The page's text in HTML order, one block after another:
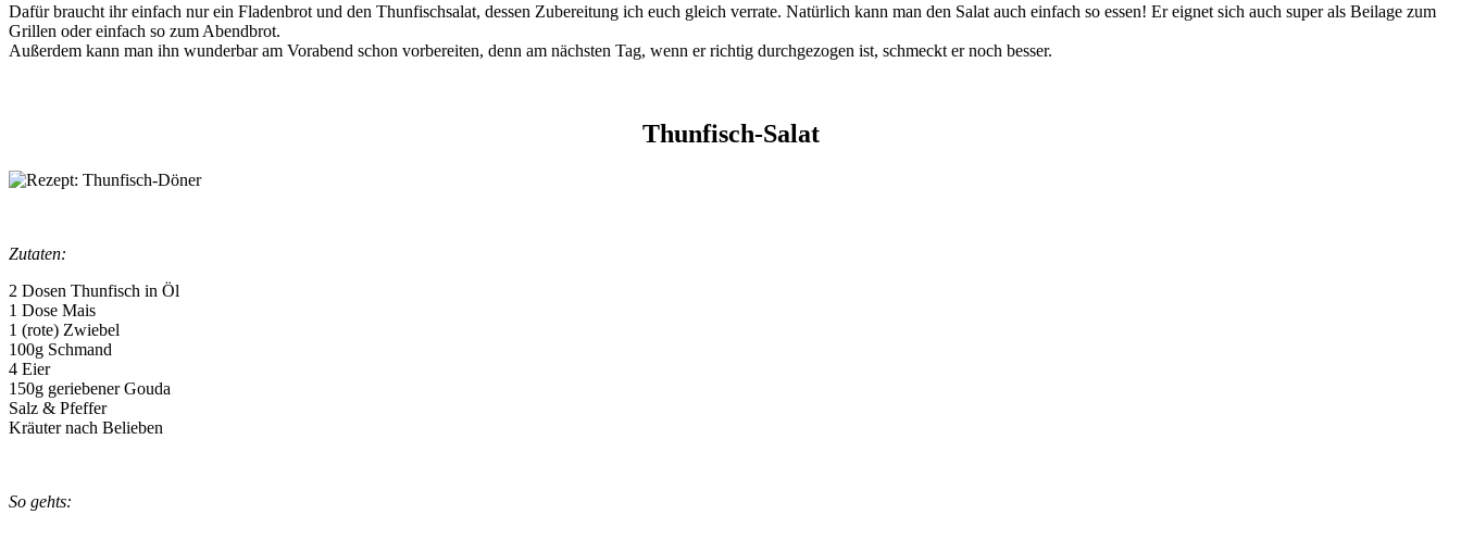
Dafür braucht ihr einfach nur ein Fladenbrot und den Thunfischsalat, dessen Zubereitung ich euch gleich verrate. Natürlich kann man den Salat auch einfach so essen! Er eignet sich auch super als Beilage zum
Grillen oder einfach so zum Abendbrot.
Außerdem kann man ihn wunderbar am Vorabend schon vorbereiten, denn am nächsten Tag, wenn er richtig durchgezogen ist, schmeckt er noch besser.
Thunfisch-Salat
Zutaten:
2 Dosen Thunfisch in Öl
1 Dose Mais
1 (rote) Zwiebel
100g Schmand
4 Eier
150g geriebener Gouda
Salz & Pfeffer
Kräuter nach Belieben
So gehts: